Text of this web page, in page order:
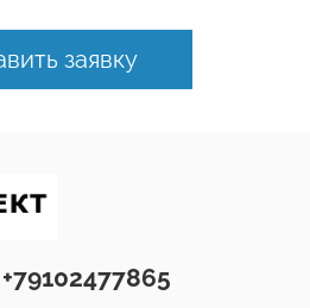
заявку
+79102477865